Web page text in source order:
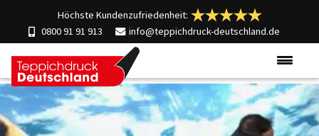
Höchste Kundenzufriedenheit:
0800 91 91 913
info@teppichdruck-deutschland.de
Produkte
Einsatzgebiete